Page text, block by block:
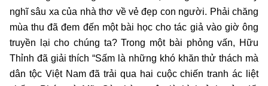
nghĩ sâu xa của nhà thơ về vẻ đẹp con người. Phải chăng
mùa thu đã đem đến một bài học cho tác giả vào giờ ông
truyền lại cho chúng ta? Trong một bài phỏng vấn, Hữu
Thỉnh đã giải thích “Sấm là những khó khăn thử thách mà
dân tộc Việt Nam đã trải qua hai cuộc chiến tranh ác liệt